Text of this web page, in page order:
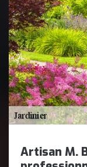
Artisan M.